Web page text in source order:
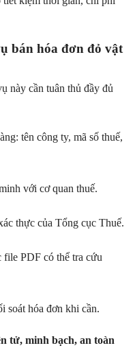
bán hóa đơn đỏ vật
này cần tuân thủ đầy đủ
tên công ty, mã số thuế,
với cơ quan thuế.
thực của Tổng cục Thuế.
file PDF có thể tra cứu
soát hóa đơn khi cần.
tử, minh bạch, an toàn